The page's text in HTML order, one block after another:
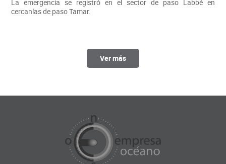
La emergencia se registró en el sector de paso Labbé en
cercanías de paso Tamar.
Ver más